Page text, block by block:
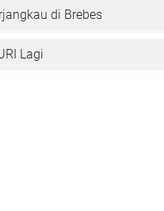
di Brebes
Lagi